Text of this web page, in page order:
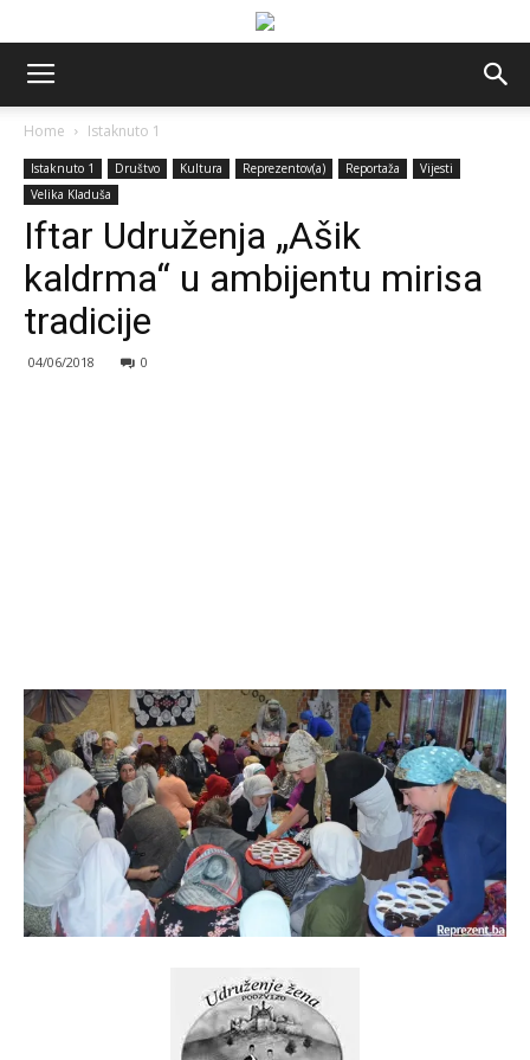
Home Istaknuto 1
Istaknuto 1 Društvo Kultura Reprezentov(a) Reportaža
Vijesti
Velika Kladuša
Iftar Udruženja „Ašik
kaldrma“ u ambijentu mirisa
tradicije
04/06/2018 0